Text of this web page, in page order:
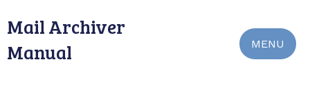
Mail Archiver
Manual
MENU